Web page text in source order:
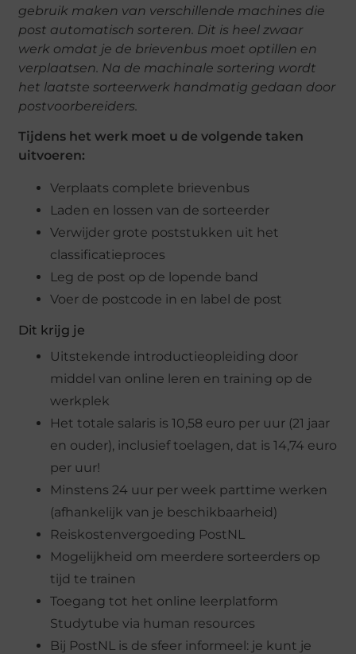
gebruik maken van verschillende machines die
post automatisch sorteren. Dit is heel zwaar
werk omdat je de brievenbus moet optillen en
verplaatsen. Na de machinale sortering wordt
het laatste sorteerwerk handmatig gedaan door
postvoorbereiders.
Tijdens het werk moet u de volgende taken
uitvoeren:
Verplaats complete brievenbus
Laden en lossen van de sorteerder
Verwijder grote poststukken uit het
classificatieproces
Leg de post op de lopende band
Voer de postcode in en label de post
Dit krijg je
Uitstekende introductieopleiding door
middel van online leren en training op de
werkplek
Het totale salaris is 10,58 euro per uur (21 jaar
en ouder), inclusief toelagen, dat is 14,74 euro
per uur!
Minstens 24 uur per week parttime werken
(afhankelijk van je beschikbaarheid)
Reiskostenvergoeding PostNL
Mogelijkheid om meerdere sorteerders op
tijd te trainen
Toegang tot het online leerplatform
Studytube via human resources
Bij PostNL is de sfeer informeel: je kunt je